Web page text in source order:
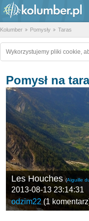
Kolumber Pomysły Taras
Wykorzystujemy pliki cookie,
Pomysł na
Les Houches (Aiguille
2013-08-13 23:14:31
odzim22 (1 komentarz